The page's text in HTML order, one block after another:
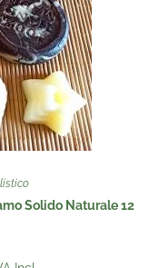
Solido Naturale 12